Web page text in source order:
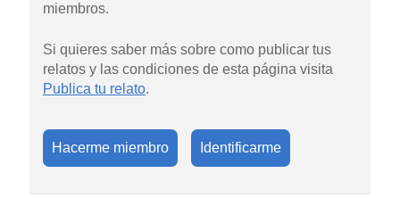
miembros.
Si quieres saber más sobre como publicar tus
relatos y las condiciones de esta página visita
Publica tu relato.
Hacerme miembro Identificarme